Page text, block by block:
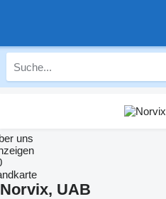
uns
Norvix, UAB